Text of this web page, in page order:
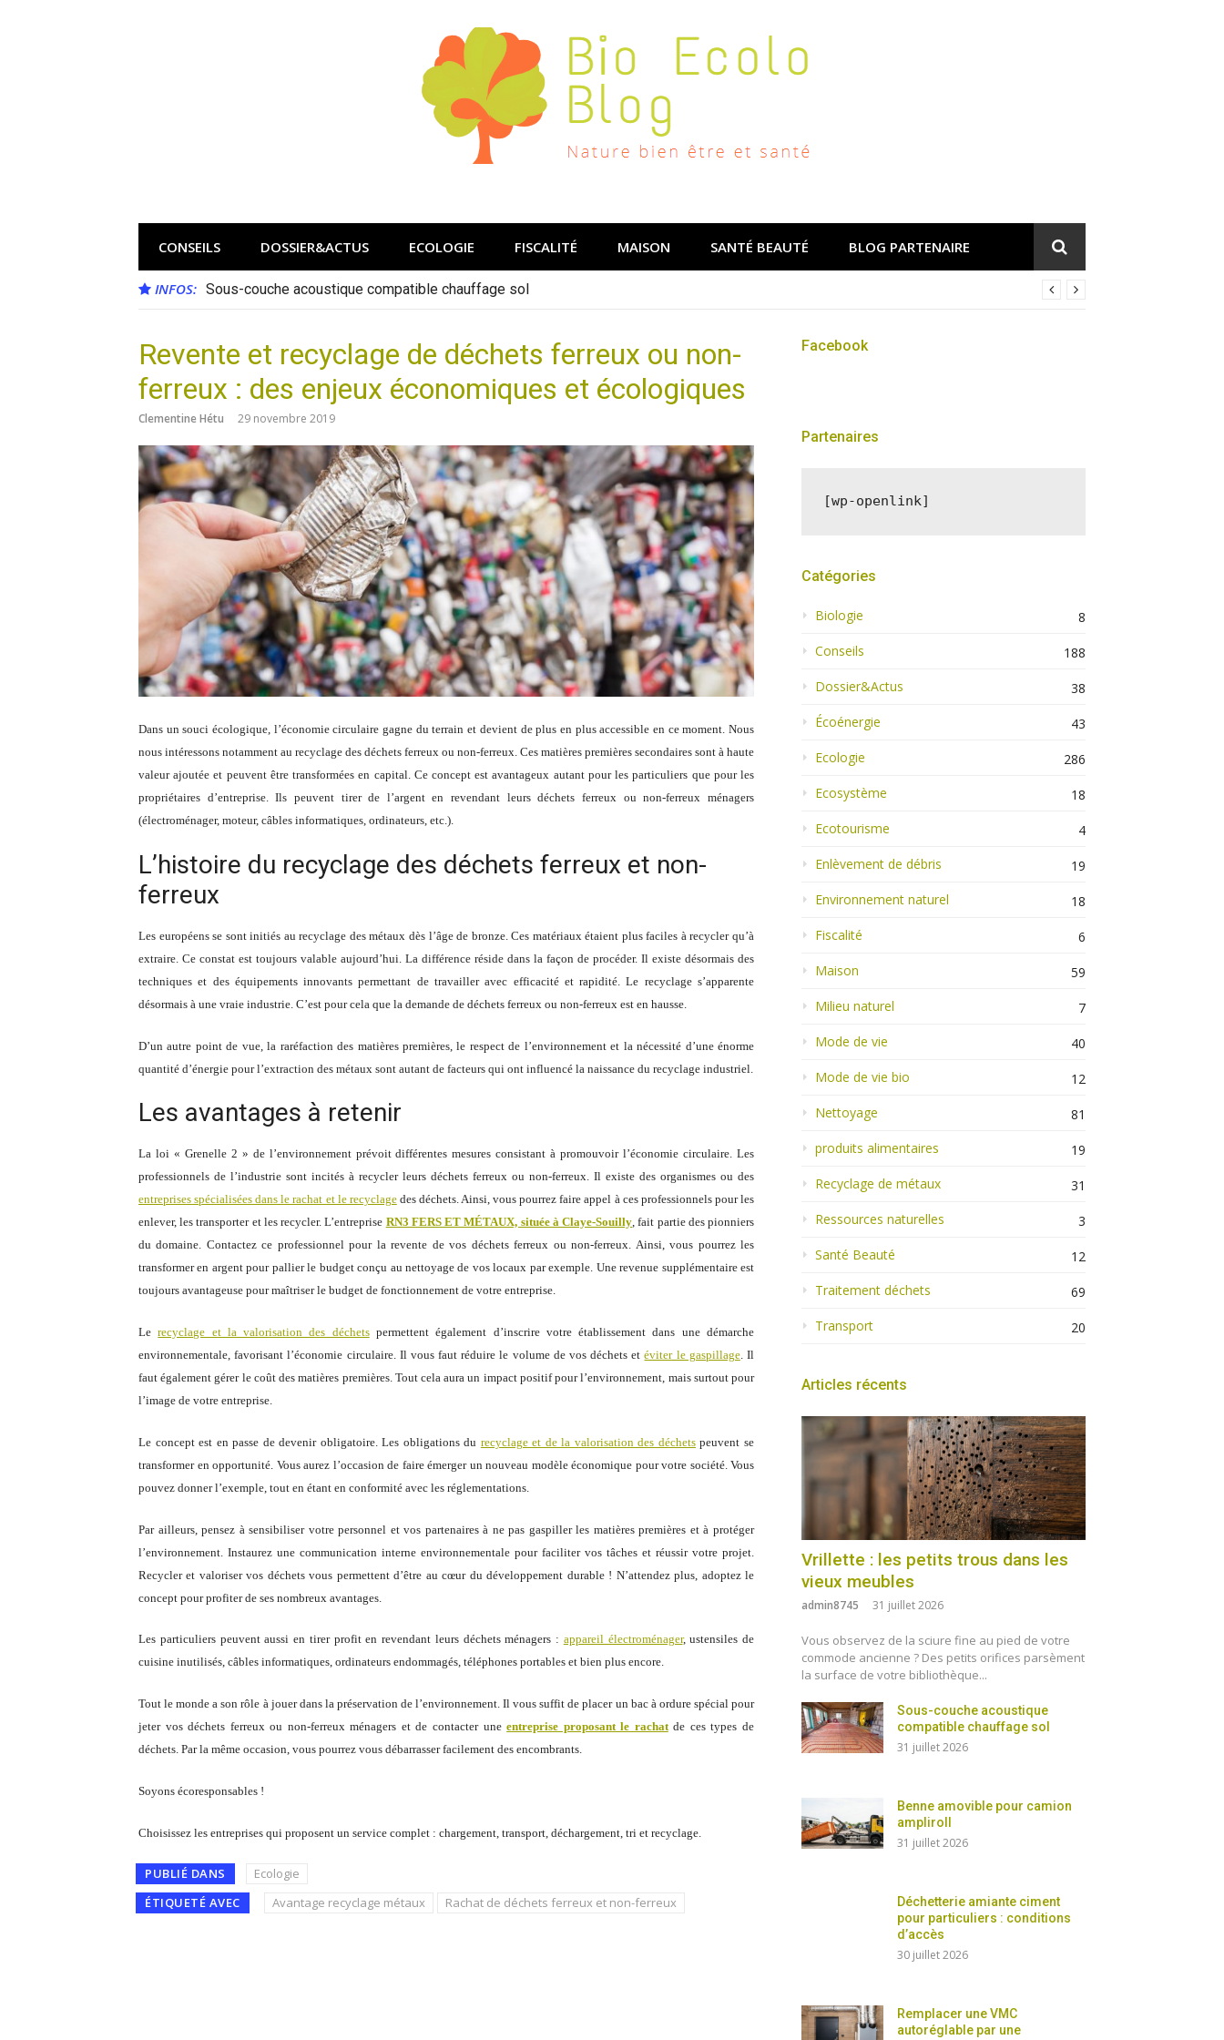
CONSEILS DOSSIER&ACTUS ECOLOGIE FISCALITÉ MAISON SANTÉ BEAUTÉ BLOG PARTENAIRE
INFOS: Sous-couche acoustique compatible chauffage sol
Revente et recyclage de déchets ferreux ou non-
ferreux : des enjeux économiques et écologiques
Clementine Hétu 29 novembre 2019
Dans un souci écologique, l’économie circulaire gagne du terrain et devient de plus en plus accessible en ce moment. Nous
nous intéressons notamment au recyclage des déchets ferreux ou non-ferreux. Ces matières premières secondaires sont à haute
valeur ajoutée et peuvent être transformées en capital. Ce concept est avantageux autant pour les particuliers que pour les
propriétaires d’entreprise. Ils peuvent tirer de l’argent en revendant leurs déchets ferreux ou non-ferreux ménagers
(électroménager, moteur, câbles informatiques, ordinateurs, etc.).
L’histoire du recyclage des déchets ferreux et non-
ferreux
Les européens se sont initiés au recyclage des métaux dès l’âge de bronze. Ces matériaux étaient plus faciles à recycler qu’à
extraire. Ce constat est toujours valable aujourd’hui. La différence réside dans la façon de procéder. Il existe désormais des
techniques et des équipements innovants permettant de travailler avec efficacité et rapidité. Le recyclage s’apparente
désormais à une vraie industrie. C’est pour cela que la demande de déchets ferreux ou non-ferreux est en hausse.
D’un autre point de vue, la raréfaction des matières premières, le respect de l’environnement et la nécessité d’une énorme
quantité d’énergie pour l’extraction des métaux sont autant de facteurs qui ont influencé la naissance du recyclage industriel.
Les avantages à retenir
La loi « Grenelle 2 » de l’environnement prévoit différentes mesures consistant à promouvoir l’économie circulaire. Les
professionnels de l’industrie sont incités à recycler leurs déchets ferreux ou non-ferreux. Il existe des organismes ou des
entreprises spécialisées dans le rachat et le recyclagedes déchets. Ainsi, vous pourrez faire appel à ces professionnels pour les
enlever, les transporter et les recycler. L’entreprise RN3 FERS ET MÉTAUX, située à Claye-Souilly, fait partie des pionniers
du domaine. Contactez ce professionnel pour la revente de vos déchets ferreux ou non-ferreux. Ainsi, vous pourrez les
transformer en argent pour pallier le budget conçu au nettoyage de vos locaux par exemple. Une revenue supplémentaire est
toujours avantageuse pour maîtriser le budget de fonctionnement de votre entreprise.
Lerecyclage et la valorisation des déchetspermettent également d’inscrire votre établissement dans une démarche
environnementale, favorisant l’économie circulaire. Il vous faut réduire le volume de vos déchets etéviter le gaspillage. Il
faut également gérer le coût des matières premières. Tout cela aura un impact positif pour l’environnement, mais surtout pour
l’image de votre entreprise.
Le concept est en passe de devenir obligatoire. Les obligations du recyclage et de la valorisation des déchetspeuvent se
transformer en opportunité. Vous aurez l’occasion de faire émerger un nouveau modèle économique pour votre société. Vous
pouvez donner l’exemple, tout en étant en conformité avec les réglementations.
Par ailleurs, pensez à sensibiliser votre personnel et vos partenaires à ne pas gaspiller les matières premières et à protéger
l’environnement. Instaurez une communication interne environnementale pour faciliter vos tâches et réussir votre projet.
Recycler et valoriser vos déchets vous permettent d’être au cœur du développement durable ! N’attendez plus, adoptez le
concept pour profiter de ses nombreux avantages.
Les particuliers peuvent aussi en tirer profit en revendant leurs déchets ménagers : appareil électroménager, ustensiles de
cuisine inutilisés, câbles informatiques, ordinateurs endommagés, téléphones portables et bien plus encore.
Tout le monde a son rôle à jouer dans la préservation de l’environnement. Il vous suffit de placer un bac à ordure spécial pour
jeter vos déchets ferreux ou non-ferreux ménagers et de contacter uneentreprise proposant le rachatde ces types de
déchets. Par la même occasion, vous pourrez vous débarrasser facilement des encombrants.
Soyons écoresponsables !
Choisissez les entreprises qui proposent un service complet : chargement, transport, déchargement, tri et recyclage.
PUBLIÉ DANS
Ecologie
ÉTIQUETÉ AVEC
Avantage recyclage métaux Rachat de déchets ferreux et non-ferreux
Facebook
Partenaires
[wp-openlink]
Catégories
Biologie
8
Conseils
188
Dossier&Actus
38
Écoénergie
43
Ecologie
286
Ecosystème
18
Ecotourisme
4
Enlèvement de débris
19
Environnement naturel
18
Fiscalité
6
Maison
59
Milieu naturel
7
Mode de vie
40
Mode de vie bio
12
Nettoyage
81
produits alimentaires
19
Recyclage de métaux
31
Ressources naturelles
3
Santé Beauté
12
Traitement déchets
69
Transport
20
Articles récents
Vrillette : les petits trous dans les
vieux meubles
admin8745 31 juillet 2026
Vous observez de la sciure fine au pied de votre
commode ancienne ? Des petits orifices parsèment
la surface de votre bibliothèque...
Sous-couche acoustique
compatible chauffage sol
31 juillet 2026
Benne amovible pour camion
ampliroll
31 juillet 2026
Déchetterie amiante ciment
pour particuliers : conditions
d’accès
30 juillet 2026
Remplacer une VMC
autoréglable par une